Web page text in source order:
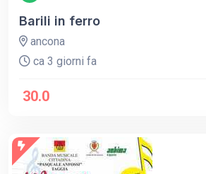
Barili in ferro
ancona
ca 3 giorni fa
30.0